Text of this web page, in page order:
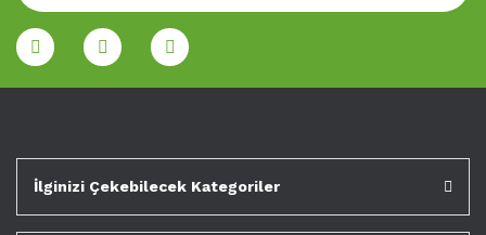
İlginizi Çekebilecek Kategoriler